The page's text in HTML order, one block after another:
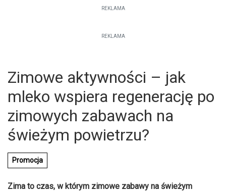
REKLAMA
REKLAMA
Zimowe aktywności – jak
mleko wspiera regenerację po
zimowych zabawach na
świeżym powietrzu?
Promocja
Zima to czas, w którym zimowe zabawy na świeżym